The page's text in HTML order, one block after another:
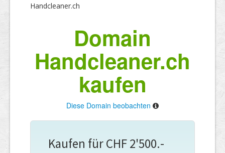
Handcleaner.ch
Domain
Handcleaner.ch
kaufen
Diese Domain beobachten
Kaufen für CHF 2'500.-